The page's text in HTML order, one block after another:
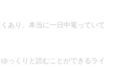
あり、本当に一日中篭っていて
っくりと読むことができるライ